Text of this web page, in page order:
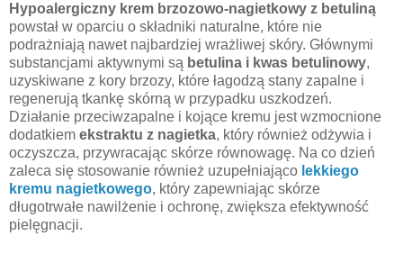
Hypoalergiczny krem brzozowo-nagietkowy z betuliną
powstał w oparciu o składniki naturalne, które nie
podrażniają nawet najbardziej wrażliwej skóry. Głównymi
substancjami aktywnymi są betulina i kwas betulinowy,
uzyskiwane z kory brzozy, które łagodzą stany zapalne i
regenerują tkankę skórną w przypadku uszkodzeń.
Działanie przeciwzapalne i kojące kremu jest wzmocnione
dodatkiem ekstraktu z nagietka, który również odżywia i
oczyszcza, przywracając skórze równowagę. Na co dzień
zaleca się stosowanie również uzupełniająco lekkiego
kremu nagietkowego, który zapewniając skórze
długotrwałe nawilżenie i ochronę, zwiększa efektywność
pielęgnacji.